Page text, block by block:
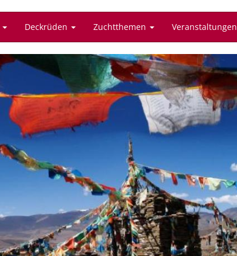
Deckrüden Zuchtthemen Veranstaltungen